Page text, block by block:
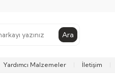
Ara
Yardımcı Malzemeler İletişim